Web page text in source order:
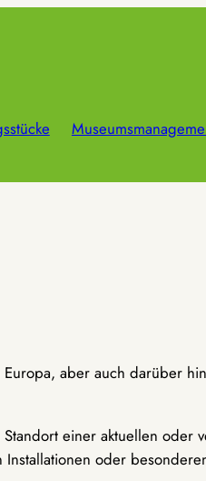
aber auch darüber
einer aktuellen oder
oder